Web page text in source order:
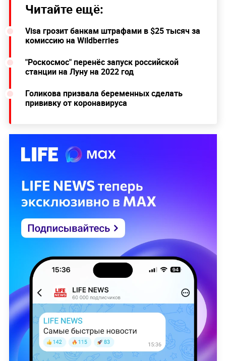
Читайте ещё:
Visa грозит банкам штрафами в $25 тысяч за
комиссию на Wildberries
"Роскосмос" перенёс запуск российской
станции на Луну на 2022 год
Голикова призвала беременных сделать
прививку от коронавируса